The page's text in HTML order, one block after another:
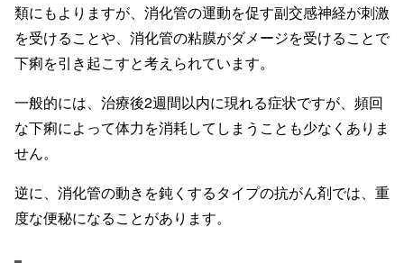
類にもよりますが、消化管の運動を促す副交感神経が刺激
を受けることや、消化管の粘膜がダメージを受けることで
下痢を引き起こすと考えられています。
一般的には、治療後2週間以内に現れる症状ですが、頻回
な下痢によって体力を消耗してしまうことも少なくありま
せん。
逆に、消化管の動きを鈍くするタイプの抗がん剤では、重
度な便秘になることがあります。